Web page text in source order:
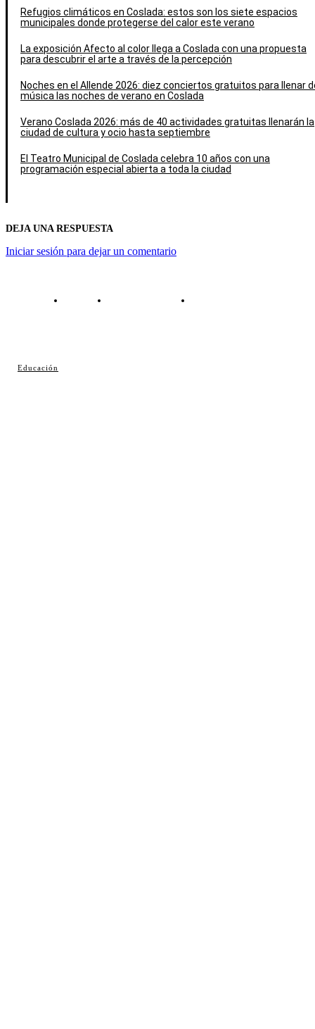
Educación
Refugios climáticos en Coslada: estos son los siete espacios
municipales donde protegerse del calor este verano
La exposición Afecto al color llega a Coslada con una propuesta
para descubrir el arte a través de la percepción
Noches en el Allende 2026: diez conciertos gratuitos para llenar
música las noches de verano en Coslada
Verano Coslada 2026: más de 40 actividades gratuitas llenarán la
ciudad de cultura y ocio hasta septiembre
El Teatro Municipal de Coslada celebra 10 años con una
programación especial abierta a toda la ciudad
DEJA UNA RESPUESTA
Iniciar sesión para dejar un comentario
Contacto Política de cookies